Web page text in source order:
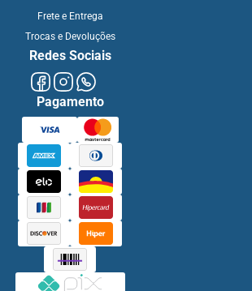
Frete e Entrega
Trocas e Devoluções
Redes Sociais
Pagamento